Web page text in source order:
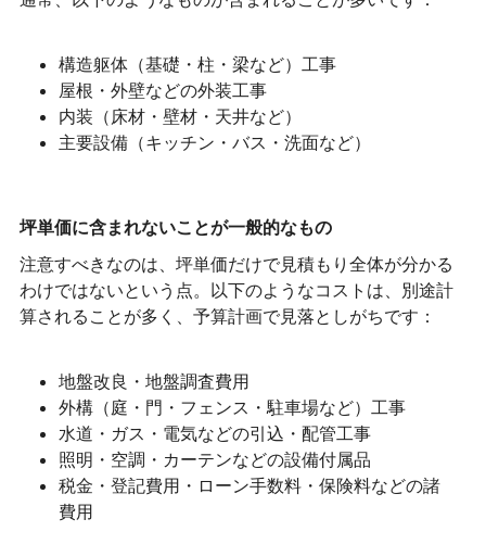
構造躯体（基礎・柱・梁など）工事
屋根・外壁などの外装工事
内装（床材・壁材・天井など）
主要設備（キッチン・バス・洗面など）
坪単価に含まれないことが一般的なもの
注意すべきなのは、坪単価だけで見積もり全体が分かる
わけではないという点。以下のようなコストは、別途計
算されることが多く、予算計画で見落としがちです：
地盤改良・地盤調査費用
外構（庭・門・フェンス・駐車場など）工事
水道・ガス・電気などの引込・配管工事
照明・空調・カーテンなどの設備付属品
税金・登記費用・ローン手数料・保険料などの諸
費用